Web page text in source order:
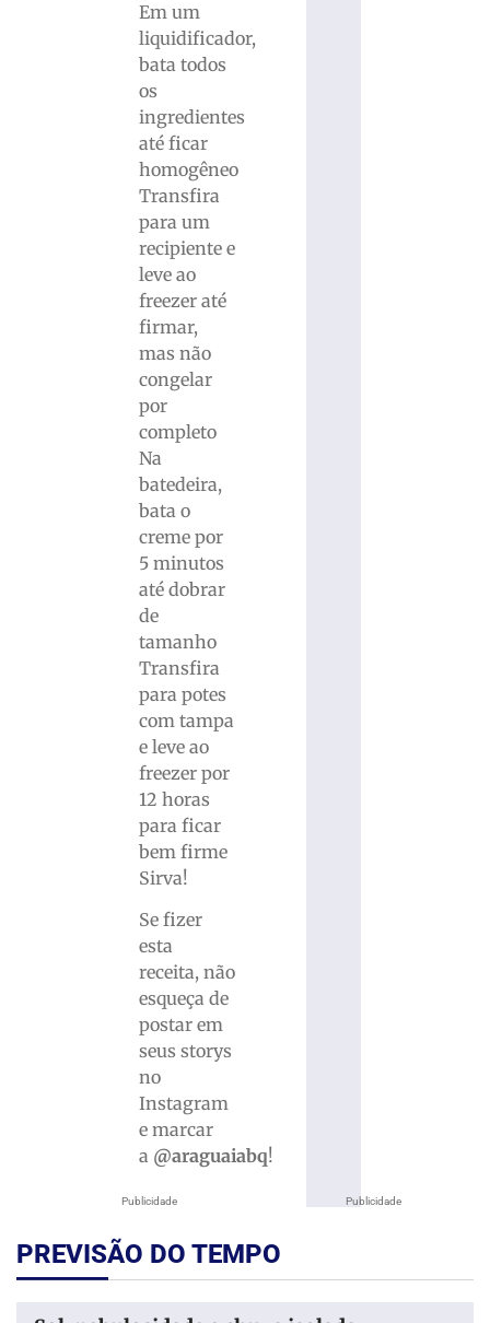
Publicidade
Em um
liquidificador,
bata todos
os
ingredientes
até ficar
homogêneo
Transfira
para um
recipiente e
leve ao
freezer até
firmar,
mas não
congelar
por
completo
Na
batedeira,
bata o
creme por
5 minutos
até dobrar
de
tamanho
Transfira
para potes
com tampa
e leve ao
freezer por
12 horas
para ficar
bem firme
Sirva!
Se fizer
esta
receita, não
esqueça de
postar em
seus storys
no
Instagram
e marcar
a @araguaiabq!
Publicidade
PREVISÃO DO TEMPO